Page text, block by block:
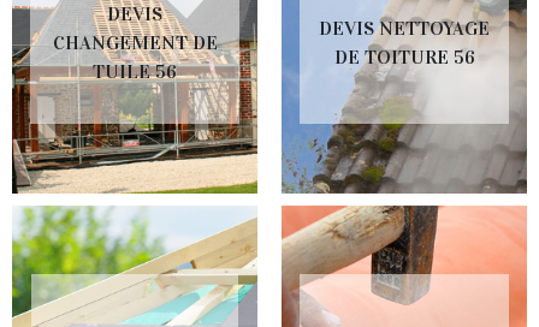
DEVIS
CHANGEMENT DE
TUILE 56
DEVIS NETTOYAGE
DE TOITURE 56